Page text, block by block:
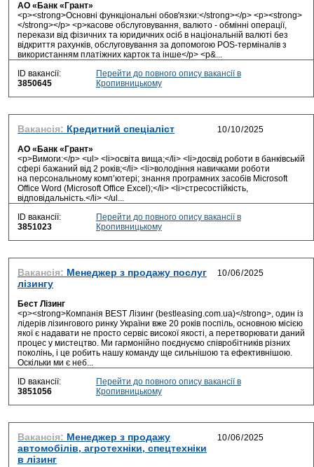
АО «Банк «Грант»
<p><strong>Основні функціональні обов'язки:</strong></p> <p><strong>
</strong></p> <p>касове обслуговування, валюто - обмінні операції,
перекази від фізичних та юридичних осіб в національній валюті без
відкриття рахунків, обслуговування за допомогою POS-терміналів з
використанням платіжних карток та інше</p> <p&...
ID вакансії:
3850645
Перейти до повного опису вакансії в
Кропивницькому
Вакансія: Кредитний спеціаліст
АО «Банк «Грант»
<p>Вимоги:</p> <ul> <li>освіта вища;</li> <li>досвід роботи в банківській
сфері бажаний від 2 років;</li> <li>володіння навичками роботи
на персональному комп’ютері; знання програмних засобів Microsoft
Office Word (Microsoft Office Exсel);</li> <li>стресостійкість,
відповідальність.</li> </ul...
ID вакансії:
3851023
Перейти до повного опису вакансії в
Кропивницькому
Вакансія: Менеджер з продажу послуг
лізингу
Бест Лізинг
<p><strong>Компанія BEST Лізинг (bestleasing.com.ua)</strong>, один із
лідерів лізингового ринку України вже 20 років поспіль, основною місією
якої є надавати не просто сервіс високої якості, а перетворювати даний
процес у мистецтво. Ми гармонійно поєднуємо співробітників різних
поколінь, і це робить нашу команду ще сильнішою та ефективнішою.
Оскільки ми є неб...
ID вакансії:
3851056
Перейти до повного опису вакансії в
Кропивницькому
Вакансія: Менеджер з продажу
автомобілів, агротехніки, спецтехніки
в лізинг